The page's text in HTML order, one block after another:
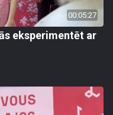
00:05:27
eksperimentēt ar